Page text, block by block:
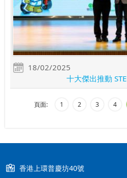
18/02/2025
十大傑出推動
頁面: 1 2 3 4
香港上環普慶坊40號